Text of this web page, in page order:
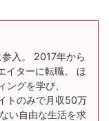
入。 2017年から
イターに転職。 ほ
ングを学び、
トのみで月収50万
い自由な生活を求